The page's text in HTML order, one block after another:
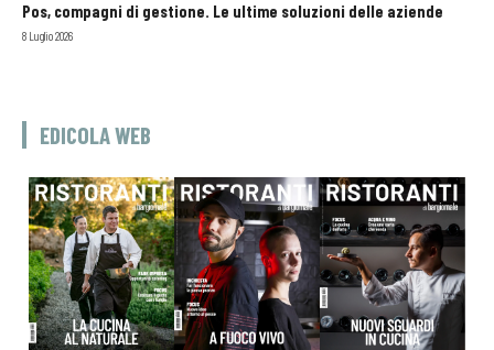
Pos, compagni di gestione. Le ultime soluzioni delle aziende
8 Luglio 2026
EDICOLA WEB